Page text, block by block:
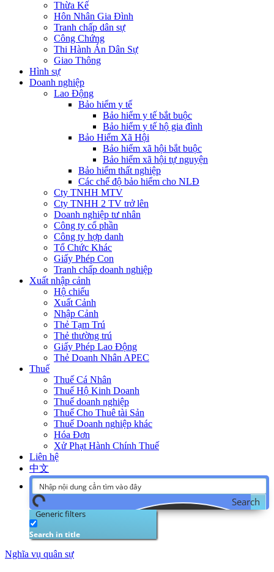
Thừa Kế
Hôn Nhân Gia Đình
Tranh chấp dân sự
Công Chứng
Thi Hành Án Dân Sự
Giao Thông
Hình sự
Doanh nghiệp
Lao Động
Bảo hiểm y tế
Bảo hiểm y tế bắt buộc
Bảo hiểm y tế hộ gia đình
Bảo Hiểm Xã Hội
Bảo hiểm xã hội bắt buộc
Bảo hiểm xã hội tự nguyện
Bảo hiểm thất nghiệp
Các chế độ bảo hiểm cho NLĐ
Cty TNHH MTV
Cty TNHH 2 TV trở lên
Doanh nghiệp tư nhân
Công ty cổ phần
Công ty hợp danh
Tổ Chức Khác
Giấy Phép Con
Tranh chấp doanh nghiệp
Xuất nhập cảnh
Hộ chiếu
Xuất Cảnh
Nhập Cảnh
Thẻ Tạm Trú
Thẻ thường trú
Giấy Phép Lao Động
Thẻ Doanh Nhân APEC
Thuế
Thuế Cá Nhân
Thuế Hộ Kinh Doanh
Thuế doanh nghiệp
Thuế Cho Thuê tài Sản
Thuế Doanh nghiệp khác
Hóa Đơn
Xử Phạt Hành Chính Thuế
Liên hệ
中文
Search
Generic filters
Search in title
Nghĩa vụ quân sự